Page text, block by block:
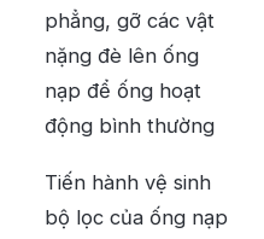
phẳng, gỡ các vật
nặng đè lên ống
nạp để ống hoạt
động bình thường
Tiến hành vệ sinh
bộ lọc của ống nạp